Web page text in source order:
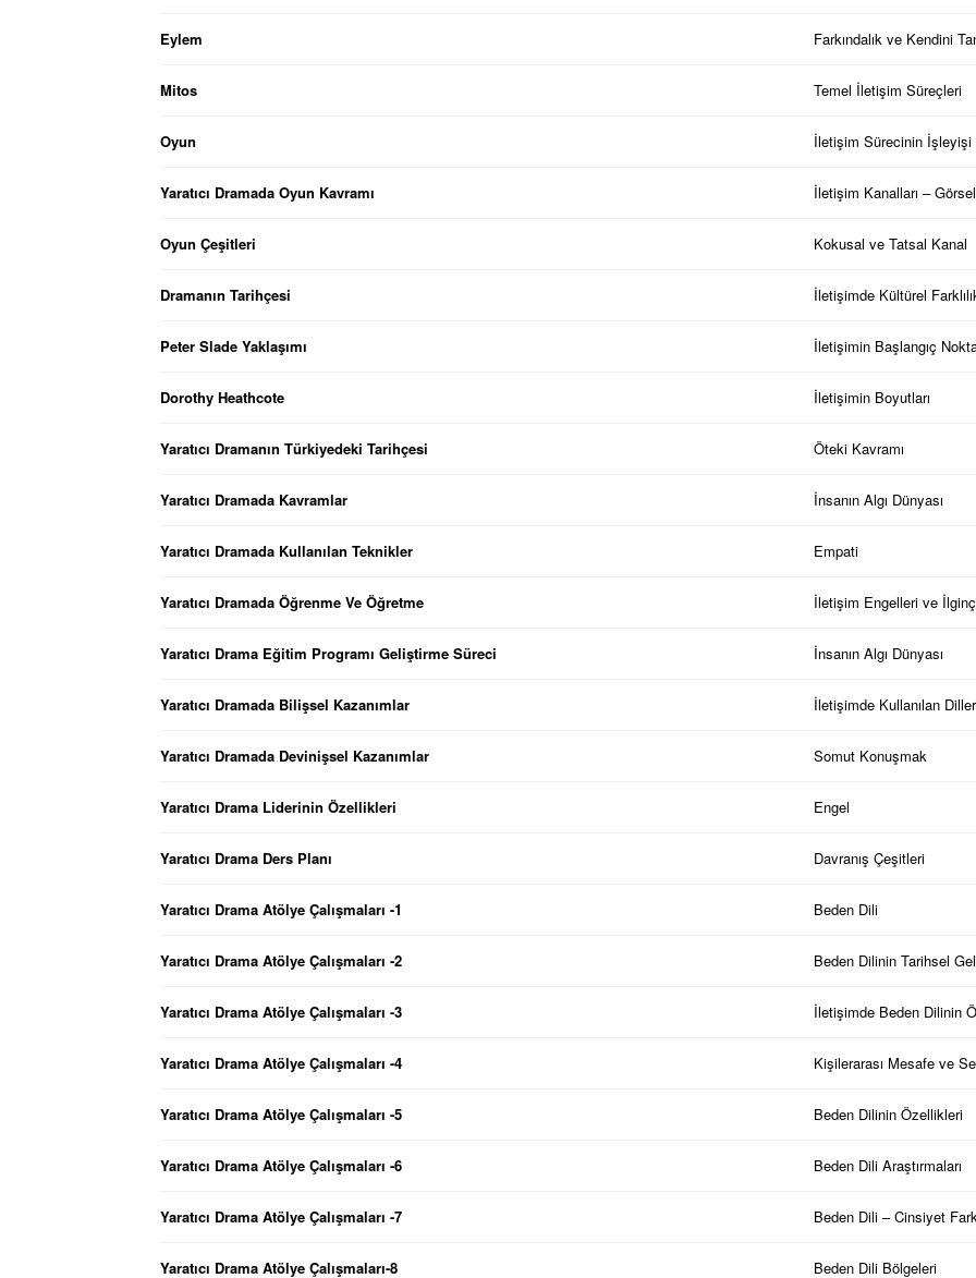
Eylem Farkındalık ve Kendini
Mitos Temel İletişim Süreçleri
Oyun İletişim Sürecinin İşleyişi
Yaratıcı Dramada Oyun Kavramı İletişim Kanalları –
Oyun Çeşitleri Kokusal ve Tatsal Kanal
Dramanın Tarihçesi İletişimde Kültürel
Peter Slade Yaklaşımı İletişimin Başlangıç
Dorothy Heathcote İletişimin Boyutları
Yaratıcı Dramanın Türkiyedeki Tarihçesi Öteki Kavramı
Yaratıcı Dramada Kavramlar İnsanın Algı Dünyası
Yaratıcı Dramada Kullanılan Teknikler Empati
Yaratıcı Dramada Öğrenme Ve Öğretme İletişim Engelleri ve
Yaratıcı Drama Eğitim Programı Geliştirme Süreci İnsanın Algı Dünyası
Yaratıcı Dramada Bilişsel Kazanımlar İletişimde Kullanılan Diller
Yaratıcı Dramada Devinişsel Kazanımlar Somut Konuşmak
Yaratıcı Drama Liderinin Özellikleri Engel
Yaratıcı Drama Ders Planı Davranış Çeşitleri
Yaratıcı Drama Atölye Çalışmaları -1 Beden Dili
Yaratıcı Drama Atölye Çalışmaları -2 Beden Dilinin Tarihsel
Yaratıcı Drama Atölye Çalışmaları -3 İletişimde Beden Dilinin
Yaratıcı Drama Atölye Çalışmaları -4 Kişilerarası Mesafe ve
Yaratıcı Drama Atölye Çalışmaları -5 Beden Dilinin Özellikleri
Yaratıcı Drama Atölye Çalışmaları -6 Beden Dili Araştırmaları
Yaratıcı Drama Atölye Çalışmaları -7 Beden Dili – Cinsiyet
Yaratıcı Drama Atölye Çalışmaları-8 Beden Dili Bölgeleri